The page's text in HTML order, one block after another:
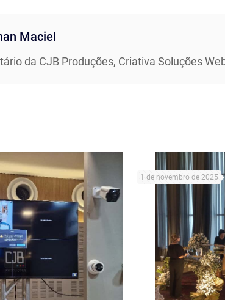
Maciel
da CJB Produções, Criativa Soluções
1 de novembro de 2025